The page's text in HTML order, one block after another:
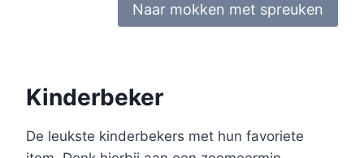
Naar mokken met spreuken
Kinderbeker
De leukste kinderbekers met hun favoriete